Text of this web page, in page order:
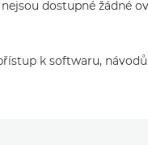
dostupné žádné
k softwaru,